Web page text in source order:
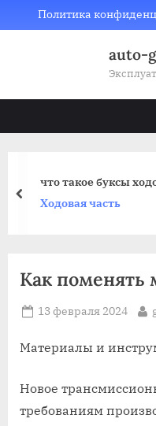
to
Политика
auto-
что такое буксы
Ходовая часть
prev
Как поменять
Posted
13 февраля 2024
Материалы и
Новое
требованиям